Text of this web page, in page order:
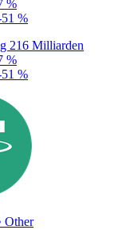
%
%
216 Milliarden
%
%
Other